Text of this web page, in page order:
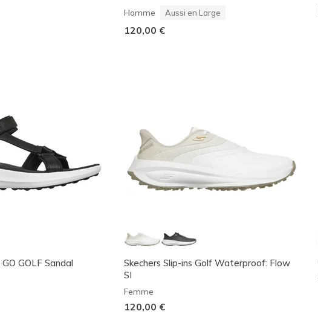
Homme Aussi en Large
120,00 €
GOLF Sandal
Skechers Slip-ins Golf Waterproof: Flow
SI
Femme
120,00 €